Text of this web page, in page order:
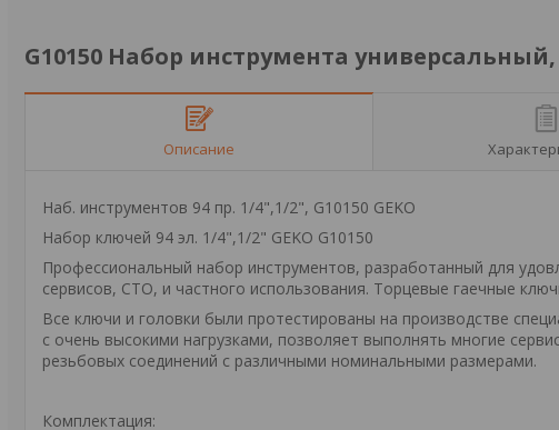
G10150 Набор инструмента универсальный,
Описание
Наб. инструментов 94 пр. 1/4",1/2", G10150 GEKO
Набор ключей 94 эл. 1/4",1/2" GEKO G10150
Профессиональный набор инструментов, разработанный для
сервисов, СТО, и частного использования. Торцевые гаечные
Все ключи и головки были протестированы на производстве
с очень высокими нагрузками, позволяет выполнять многие
резьбовых соединений с различными номинальными размерами.
Комплектация: